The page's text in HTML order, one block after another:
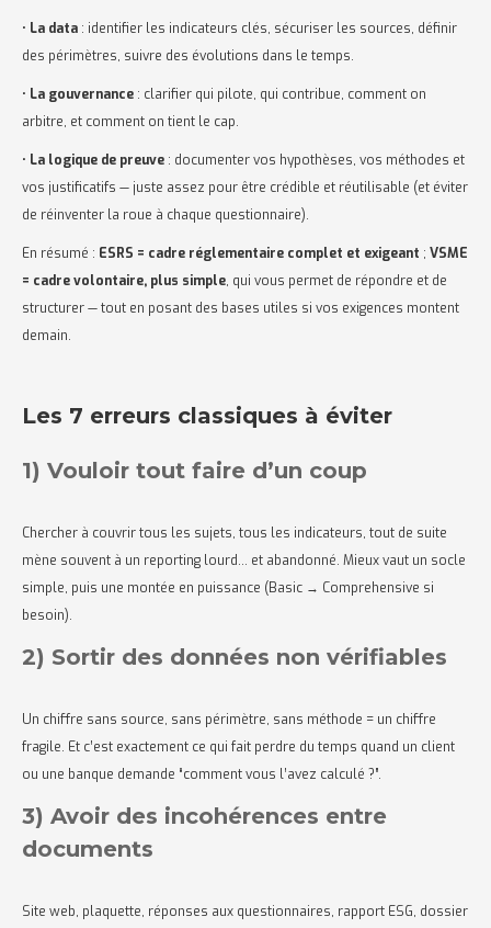
• La data : identifier les indicateurs clés, sécuriser les sources, définir
des périmètres, suivre des évolutions dans le temps.
• La gouvernance : clarifier qui pilote, qui contribue, comment on
arbitre, et comment on tient le cap.
• La logique de preuve : documenter vos hypothèses, vos méthodes et
vos justificatifs — juste assez pour être crédible et réutilisable (et éviter
de réinventer la roue à chaque questionnaire).
En résumé : ESRS = cadre réglementaire complet et exigeant ; VSME
= cadre volontaire, plus simple, qui vous permet de répondre et de
structurer — tout en posant des bases utiles si vos exigences montent
demain.
Les 7 erreurs classiques à éviter
1) Vouloir tout faire d’un coup
Chercher à couvrir tous les sujets, tous les indicateurs, tout de suite
mène souvent à un reporting lourd… et abandonné. Mieux vaut un socle
simple, puis une montée en puissance (Basic → Comprehensive si
besoin).
2) Sortir des données non vérifiables
Un chiffre sans source, sans périmètre, sans méthode = un chiffre
fragile. Et c’est exactement ce qui fait perdre du temps quand un client
ou une banque demande “comment vous l’avez calculé ?”.
3) Avoir des incohérences entre
documents
Site web, plaquette, réponses aux questionnaires, rapport ESG, dossier